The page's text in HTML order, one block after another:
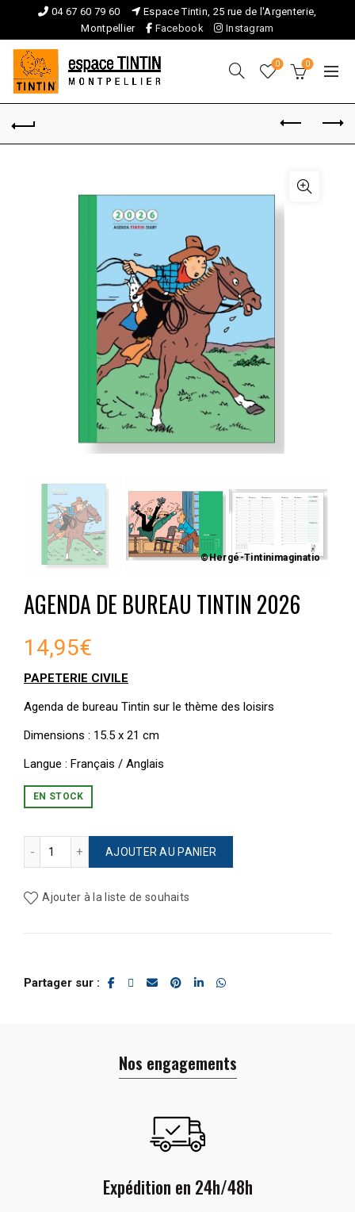
04 67 60 79 60
Espace Tintin, 25 rue de l'Argenterie,
Montpellier
Facebook Instagram
0 0
©Hergé-Tintinimaginatio
AGENDA DE BUREAU TINTIN 2026
14,95€
PAPETERIE CIVILE
Agenda de bureau Tintin sur le thème des loisirs
Dimensions : 15.5 x 21 cm
Langue : Français / Anglais
EN STOCK
quantité de Agenda de bureau Tintin 2026
AJOUTER AU PANIER
Ajouter à la liste de souhaits
Partager sur
Nos engagements
Expédition en 24h/48h